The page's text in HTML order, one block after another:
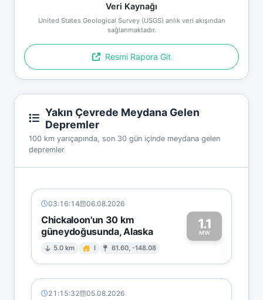
Veri Kaynağı
United States Geological Survey (USGS) anlık veri akışından
sağlanmaktadır.
Resmi Rapora Git
Yakın Çevrede Meydana Gelen
Depremler
100 km yarıçapında, son 30 gün içinde meydana gelen
depremler
03:16:14 06.08.2026
Chickaloon'un 30 km
güneydoğusunda, Alaska
5.0 km I 61.60, -148.08
1.1
MW1
21:15:32 05.08.2026